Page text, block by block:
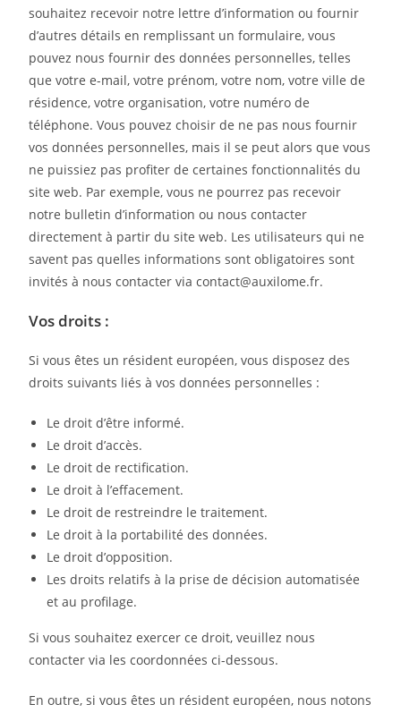
souhaitez recevoir notre lettre d’information ou fournir
d’autres détails en remplissant un formulaire, vous
pouvez nous fournir des données personnelles, telles
que votre e-mail, votre prénom, votre nom, votre ville de
résidence, votre organisation, votre numéro de
téléphone. Vous pouvez choisir de ne pas nous fournir
vos données personnelles, mais il se peut alors que vous
ne puissiez pas profiter de certaines fonctionnalités du
site web. Par exemple, vous ne pourrez pas recevoir
notre bulletin d’information ou nous contacter
directement à partir du site web. Les utilisateurs qui ne
savent pas quelles informations sont obligatoires sont
invités à nous contacter via contact@auxilome.fr.
Vos droits :
Si vous êtes un résident européen, vous disposez des
droits suivants liés à vos données personnelles :
Le droit d’être informé.
Le droit d’accès.
Le droit de rectification.
Le droit à l’effacement.
Le droit de restreindre le traitement.
Le droit à la portabilité des données.
Le droit d’opposition.
Les droits relatifs à la prise de décision automatisée
et au profilage.
Si vous souhaitez exercer ce droit, veuillez nous
contacter via les coordonnées ci-dessous.
En outre, si vous êtes un résident européen, nous notons